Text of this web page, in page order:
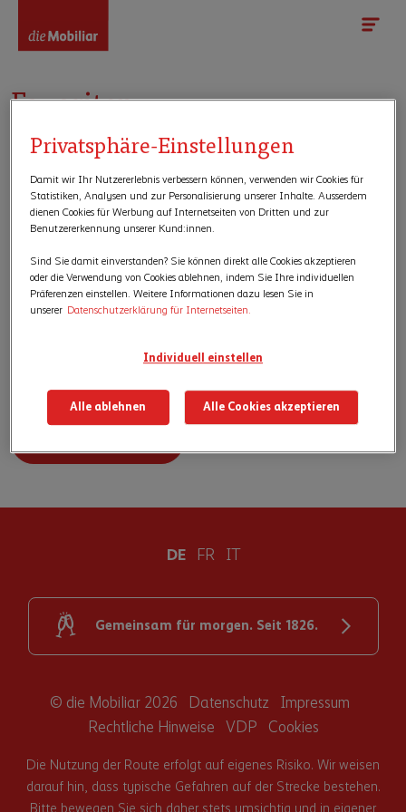
Favoriten
Routen Angebote & Stopps
Routen
Alle Routen anzeigen
Angebote & Stopps
Sie haben noch keine Stopps gespeichert.
DE FR IT
Gemeinsam für morgen. Seit 1826.
© die Mobiliar 2026 Datenschutz
Impressum
Rechtliche Hinweise
VDP Cookies
Die Nutzung der Route erfolgt auf eigenes Risiko. Wir weisen
darauf hin, dass typische Gefahren auf der Strecke bestehen.
Privatsphäre-Einstellungen
Damit wir Ihr Nutzererlebnis verbessern können, verwenden wir Cookies für
Statistiken, Analysen und zur Personalisierung unserer Inhalte. Ausserdem
dienen Cookies für Werbung auf Internetseiten von Dritten und zur
Benutzererkennung unserer Kund:innen.
Sind Sie damit einverstanden? Sie können direkt alle Cookies akzeptieren
oder die Verwendung von Cookies ablehnen, indem Sie Ihre individuellen
Präferenzen einstellen. Weitere Informationen dazu lesen Sie in
unserer Datenschutzerklärung für Internetseiten.
Individuell einstellen
Alle ablehnen Alle Cookies akzeptieren